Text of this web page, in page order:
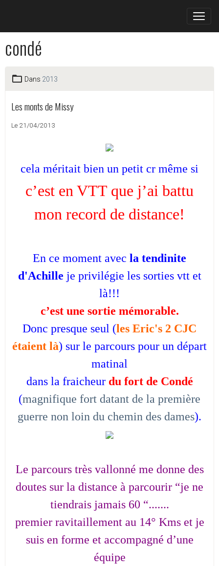
condé
Dans 2013
Les monts de Missy
Le 21/04/2013
cela méritait bien un petit cr même si
c’est en VTT que j’ai battu
mon record de distance!
En ce moment avec la tendinite
d'Achille je privilégie les sorties vtt et
là!!!
c’est une sortie mémorable.
Donc presque seul (les Eric's 2 CJC
étaient là) sur le parcours pour un départ
matinal
dans la fraicheur du fort de Condé
(magnifique fort datant de la première
guerre non loin du chemin des dames).
Le parcours très vallonné me donne des
doutes sur la distance à parcourir “je ne
tiendrais jamais 60 “.......
premier ravitaillement au 14° Kms et je
suis en forme et accompagné d’une
équipe